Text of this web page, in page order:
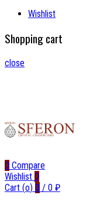
Wishlist
Shopping cart
close
0 Compare
Wishlist 0
Cart (o) 0 / 0 ₽